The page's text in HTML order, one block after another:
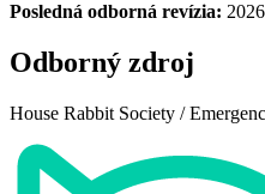
Posledná odborná revízia:
Odborný zdroj
House Rabbit Society /